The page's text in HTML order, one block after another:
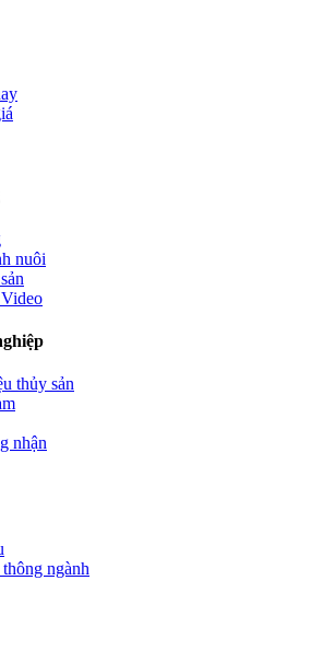
nuôi
thủy sản
nhận
ngành